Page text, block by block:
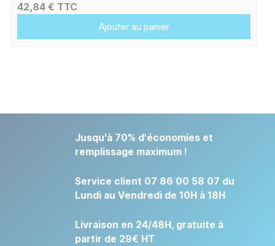
42,84 € TTC
Ajouter au panier
Jusqu'à 70% d'économies et
remplissage maximum !
Service client 07 86 00 58 07 du
Lundi au Vendredi de 10H à 18H
Livraison en 24/48H, gratuite à
partir de 29€ HT